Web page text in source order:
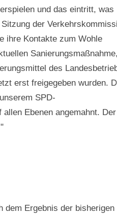
und das eintritt, was
der
ihre Kontakte zum Wohle
Sanierungsmaßnahme,
des
erst freigegeben wurden.
SPD-
Ebenen angemahnt. Der
dem Ergebnis der bisherigen